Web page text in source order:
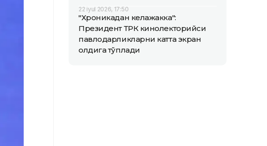
22 iyul 2026, 17:50
"Хроникадан келажакка":
Президент ТРК кинолекторийси
павлодарликларни катта экран
олдига тўплади